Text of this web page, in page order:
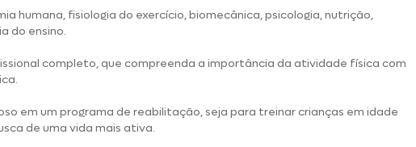
humana, fisiologia do exercício, biomecânica, psicologia, nutrição,
do ensino.
completo, que compreenda a importância da atividade física com
em um programa de reabilitação, seja para treinar crianças em idade
de uma vida mais ativa.